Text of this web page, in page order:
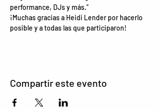
performance, DJs y más.”
¡Muchas gracias a Heidi Lender por hacerlo
posible y a todas las que participaron!
Compartir este evento